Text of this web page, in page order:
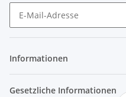
Informationen
Gesetzliche Informationen